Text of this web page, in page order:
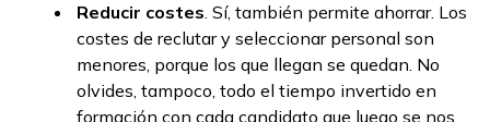
Reducir costes. Sí, también permite ahorrar. Los
costes de reclutar y seleccionar personal son
menores, porque los que llegan se quedan. No
olvides, tampoco, todo el tiempo invertido en
formación con cada candidato que luego se nos